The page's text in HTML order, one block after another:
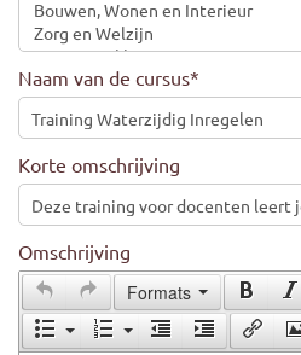
Naam van de cursus*
Korte omschrijving
Omschrijving
Formats